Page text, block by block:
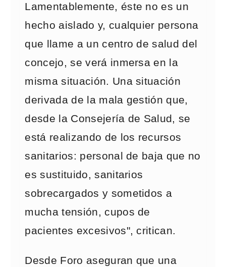
Lamentablemente, éste no es un
hecho aislado y, cualquier persona
que llame a un centro de salud del
concejo, se verá inmersa en la
misma situación. Una situación
derivada de la mala gestión que,
desde la Consejería de Salud, se
está realizando de los recursos
sanitarios: personal de baja que no
es sustituido, sanitarios
sobrecargados y sometidos a
mucha tensión, cupos de
pacientes excesivos", critican.
Desde Foro aseguran que una